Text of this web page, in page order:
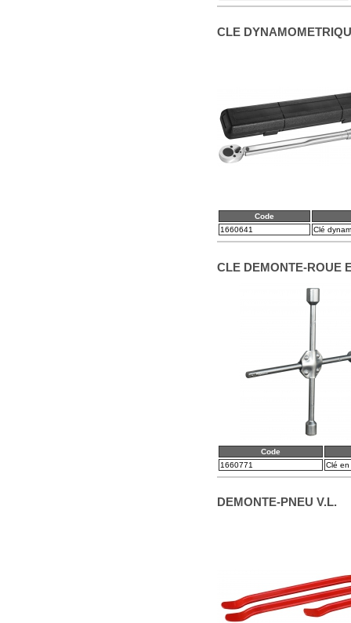
CLE
Code
1660641
Clé
CLE DEMONTE-ROUE
Code
1660771
Clé en
DEMONTE-PNEU V.L.